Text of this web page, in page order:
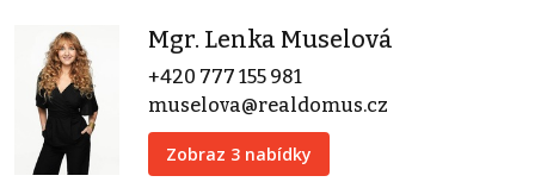
Mgr. Lenka Muselová
+420 777 155 981
muselova@realdomus.cz
Zobraz 3 nabídky